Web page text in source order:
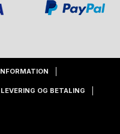
OG BETALING